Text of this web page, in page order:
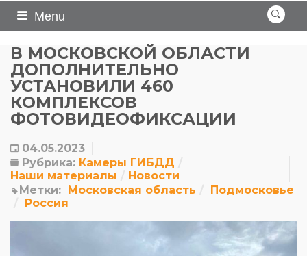
Menu
В МОСКОВСКОЙ ОБЛАСТИ
ДОПОЛНИТЕЛЬНО
УСТАНОВИЛИ 460
КОМПЛЕКСОВ
ФОТОВИДЕОФИКСАЦИИ
04.05.2023
Рубрика: Камеры ГИБДД
Наши материалы
Новости
Метки: Московская область
Подмосковье
Россия